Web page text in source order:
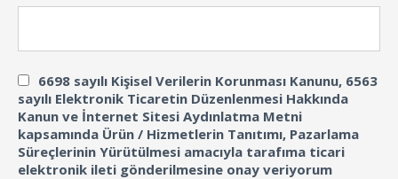
6698 sayılı Kişisel Verilerin Korunması Kanunu, 6563
sayılı Elektronik Ticaretin Düzenlenmesi Hakkında
Kanun ve İnternet Sitesi Aydınlatma Metni
kapsamında Ürün / Hizmetlerin Tanıtımı, Pazarlama
Süreçlerinin Yürütülmesi amacıyla tarafıma ticari
elektronik ileti gönderilmesine onay veriyorum